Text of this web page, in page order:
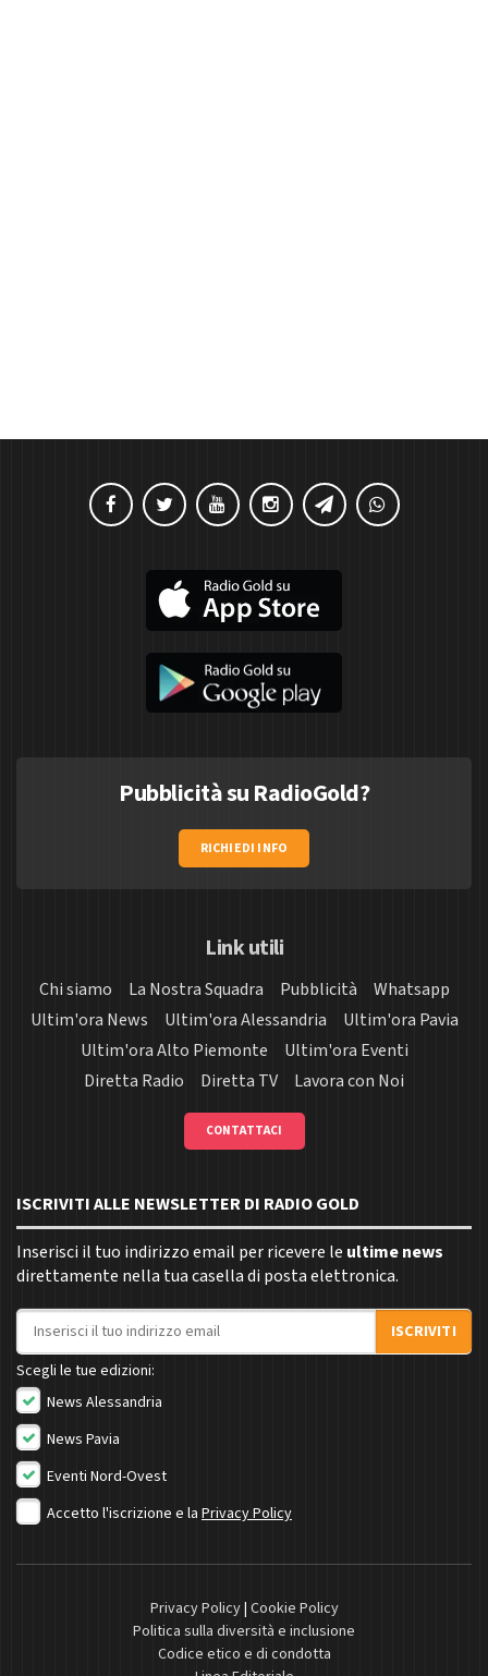
Pubblicità su RadioGold?
RICHIEDI INFO
Link utili
Chi siamo La Nostra Squadra Pubblicità
Whatsapp
Ultim'ora News
Ultim'ora Alessandria
Ultim'ora Pavia
Ultim'ora Alto Piemonte
Ultim'ora Eventi
Diretta Radio
Diretta TV Lavora con Noi
CONTATTACI
ISCRIVITI ALLE NEWSLETTER DI RADIO GOLD
Inserisci il tuo indirizzo email per ricevere le ultime news
direttamente nella tua casella di posta elettronica.
Indirizzo email
ISCRIVITI
Scegli le tue edizioni:
News Alessandria
News Pavia
Eventi Nord-Ovest
Accetto l'iscrizione e la Privacy Policy
Privacy Policy| Cookie Policy
Politica sulla diversità e inclusione
Codice etico e di condotta